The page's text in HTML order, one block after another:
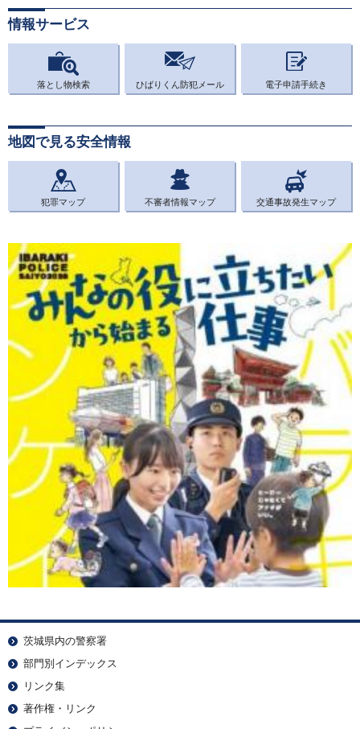
情報サービス
落とし物検索 ひばりくん防犯メール 電子申請手続き
地図で見る安全情報
犯罪マップ 不審者情報マップ 交通事故発生マップ
茨城県内の警察署
部門別インデックス
リンク集
著作権・リンク